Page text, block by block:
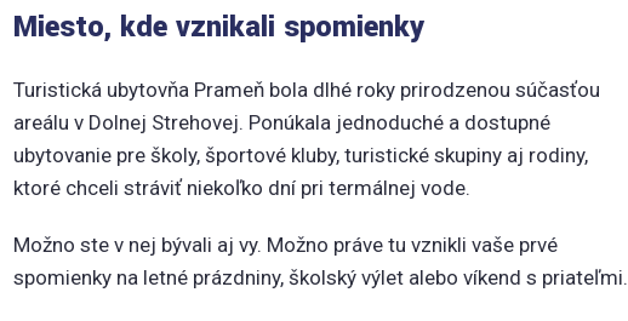
Miesto, kde vznikali spomienky
Turistická ubytovňa Prameň bola dlhé roky prirodzenou súčasťou
areálu v Dolnej Strehovej. Ponúkala jednoduché a dostupné
ubytovanie pre školy, športové kluby, turistické skupiny aj rodiny,
ktoré chceli stráviť niekoľko dní pri termálnej vode.
Možno ste v nej bývali aj vy. Možno práve tu vznikli vaše prvé
spomienky na letné prázdniny, školský výlet alebo víkend s priateľmi.